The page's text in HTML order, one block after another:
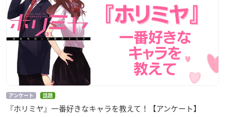
アンケート 話題
『ホリミヤ』一番好きなキャラを教えて！【アンケート】